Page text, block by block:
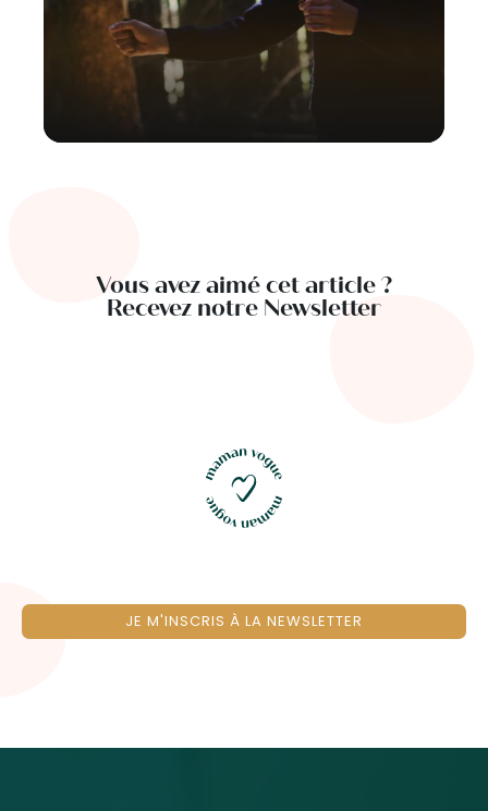
Vous avez aimé cet article ?
Recevez notre Newsletter
JE M'INSCRIS À LA NEWSLETTER